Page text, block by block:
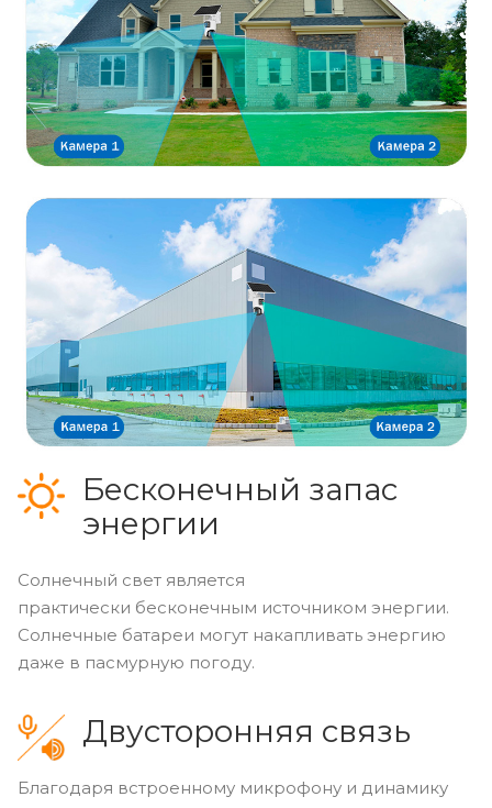
Бесконечный запас
энергии
Солнечный свет является
практически бесконечным источником энергии.
Солнечные батареи могут накапливать энергию
даже в пасмурную погоду.
Двусторонняя связь
Благодаря встроенному микрофону и динамику